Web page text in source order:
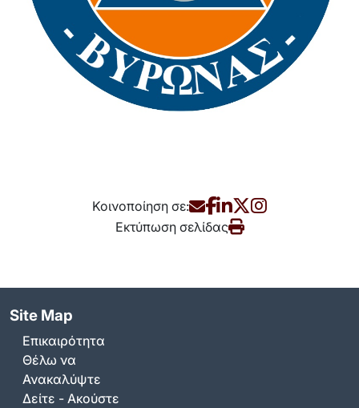
Κοινοποίηση σε:
Εκτύπωση σελίδας
Site Map
Επικαιρότητα
Θέλω να
Ανακαλύψτε
Δείτε - Ακούστε